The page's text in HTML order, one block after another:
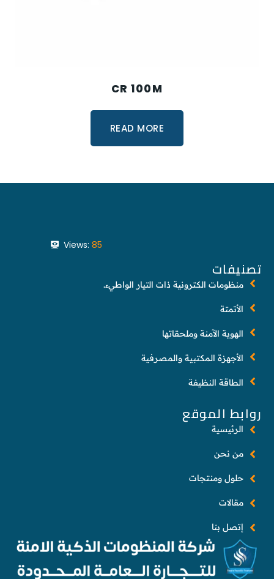
CR 100M
READ MORE
روابط الموقع
الرئيسية
من نحن
حلول ومنتجات
مقالات
إتصل بنا
Views: 85
تصنيفات
منظومات الكترونية ذات التيار الواطيء.
الأتمتة
الهوية الآمنة وملحقاتها
الأجهزة المكتبية والمصرفية
الطاقة النظيفة